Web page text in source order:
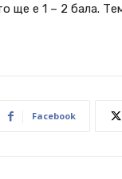
ще е 1 – 2 бала.
Facebook